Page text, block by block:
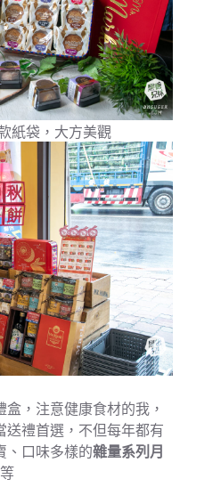
紙袋，大方美觀
，注意健康食材的我，
送禮首選，不但每年都有
、口味多樣的雜量系列月